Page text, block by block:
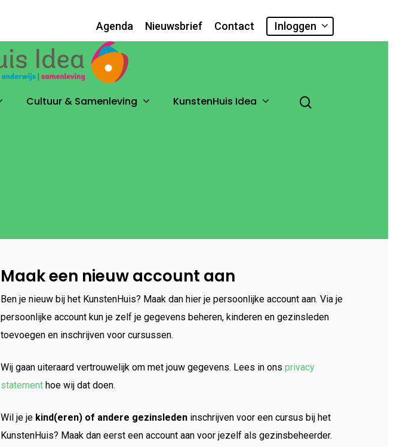
Agenda Nieuwsbrief Contact Inloggen
Cultuur & Samenleving KunstenHuis Idea
Maak een nieuw account aan
Ben je nieuw bij het KunstenHuis? Maak dan hier je persoonlijke account aan. Via je
persoonlijke account kun je zelf je gegevens beheren, kinderen en gezinsleden
toevoegen en inschrijven voor cursussen.
Wij gaan uiteraard vertrouwelijk om met jouw gegevens. Lees in onsprivacy
statementhoe wij dat doen.
Wil je je kind(eren) of andere gezinsleden inschrijven voor een cursus bij het
KunstenHuis? Maak dan eerst een account aan voor jezelf als gezinsbeheerder.